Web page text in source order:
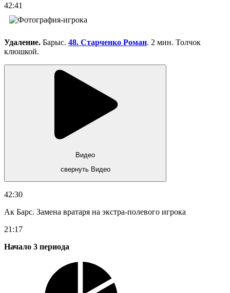
42:41
Удаление. Барыс. 48. Старченко Роман. 2 мин. Толчок
клюшкой.
Видео
свернуть Видео
42:30
Ак Барс. Замена вратаря на экстра-полевого игрока
21:17
Начало 3 периода